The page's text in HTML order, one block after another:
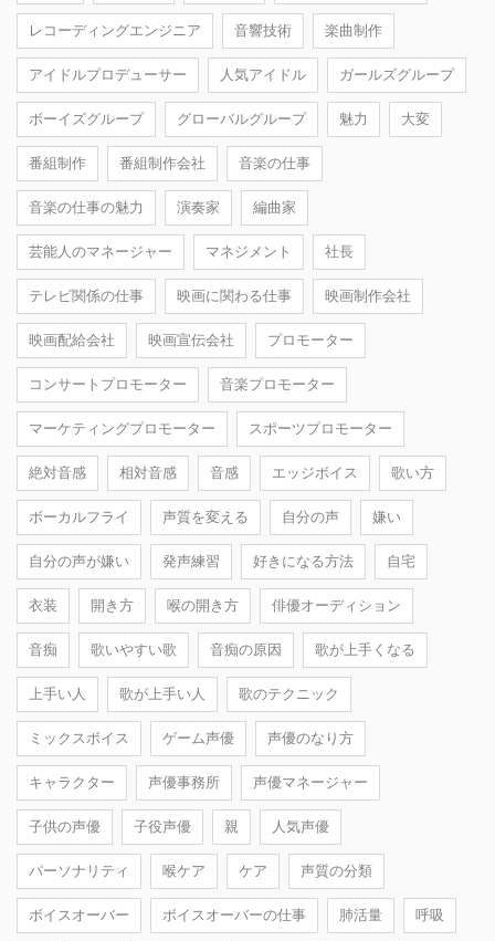
レコーディングエンジニア 音響技術 楽曲制作
アイドルプロデューサー 人気アイドル ガールズグループ
ボーイズグループ グローバルグループ 魅力 大変
番組制作 番組制作会社 音楽の仕事
音楽の仕事の魅力 演奏家 編曲家
芸能人のマネージャー マネジメント 社長
テレビ関係の仕事 映画に関わる仕事 映画制作会社
映画配給会社 映画宣伝会社 プロモーター
コンサートプロモーター 音楽プロモーター
マーケティングプロモーター スポーツプロモーター
絶対音感 相対音感 音感 エッジボイス 歌い方
ボーカルフライ 声質を変える 自分の声 嫌い
自分の声が嫌い 発声練習 好きになる方法 自宅
衣装 開き方 喉の開き方 俳優オーディション
音痴 歌いやすい歌 音痴の原因 歌が上手くなる
上手い人 歌が上手い人 歌のテクニック
ミックスボイス ゲーム声優 声優のなり方
キャラクター 声優事務所 声優マネージャー
子供の声優 子役声優 親 人気声優
パーソナリティ 喉ケア ケア 声質の分類
ボイスオーバー ボイスオーバーの仕事 肺活量 呼吸